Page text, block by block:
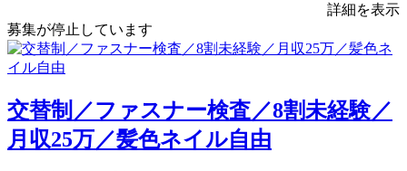
詳細を表示
募集が停止しています
交替制／ファスナー検査／8割未経験／
月収25万／髪色ネイル自由